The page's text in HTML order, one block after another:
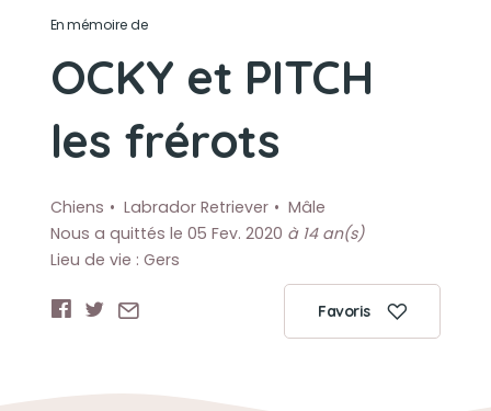
En mémoire de
OCKY et PITCH
les frérots
Chiens Labrador Retriever
Mâle
Nous a quittés le 05 Fev. 2020 à 14 an(s)
Lieu de vie : Gers
Favoris